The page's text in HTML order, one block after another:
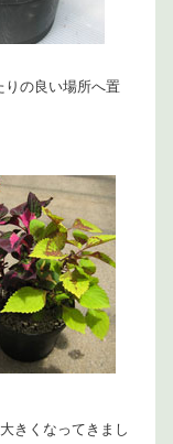
りの良い場所へ置
きくなってきまし